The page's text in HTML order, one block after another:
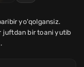
yo'qolgansiz.
juftdan bir toani yutib